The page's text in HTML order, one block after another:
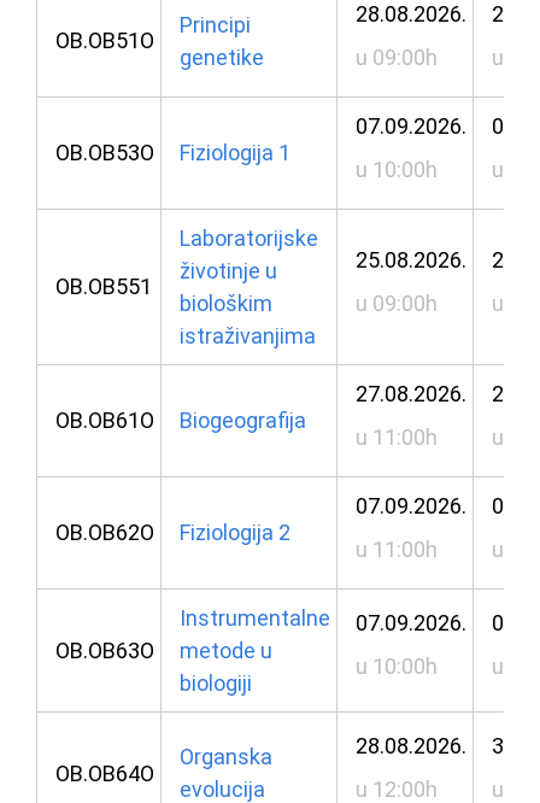
OB.OB51O
Principi
genetike
28.08.2026.
u 09:00h
u
OB.OB53O Fiziologija 1
07.09.2026.
u 10:00h
u
OB.OB551
Laboratorijske
životinje u
biološkim
istraživanjima
25.08.2026.
u 09:00h
u
OB.OB61O Biogeografija
27.08.2026.
u 11:00h
u
OB.OB62O Fiziologija 2
07.09.2026.
u 11:00h
u
OB.OB63O
Instrumentalne
metode u
biologiji
07.09.2026.
u 10:00h
u
OB.OB64O
Organska
evolucija
28.08.2026.
u 12:00h
u